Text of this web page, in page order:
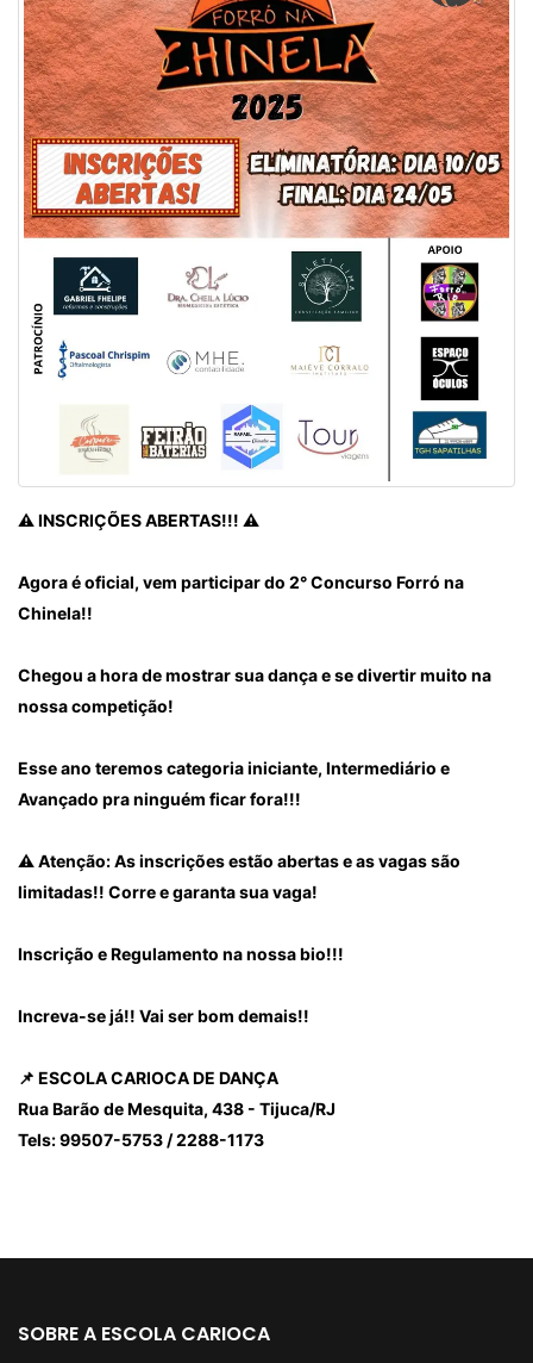
⚠️ INSCRIÇÕES ABERTAS!!! ⚠️
Agora é oficial, vem participar do 2° Concurso Forró na
Chinela!!
Chegou a hora de mostrar sua dança e se divertir muito na
nossa competição!
Esse ano teremos categoria iniciante, Intermediário e
Avançado pra ninguém ficar fora!!!
⚠️ Atenção: As inscrições estão abertas e as vagas são
limitadas!! Corre e garanta sua vaga!
Inscrição e Regulamento na nossa bio!!!
Increva-se já!! Vai ser bom demais!!
📌 ESCOLA CARIOCA DE DANÇA
Rua Barão de Mesquita, 438 - Tijuca/RJ
Tels: 99507-5753 / 2288-1173
SOBRE A ESCOLA CARIOCA